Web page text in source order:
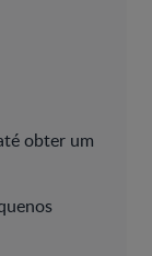
obter um